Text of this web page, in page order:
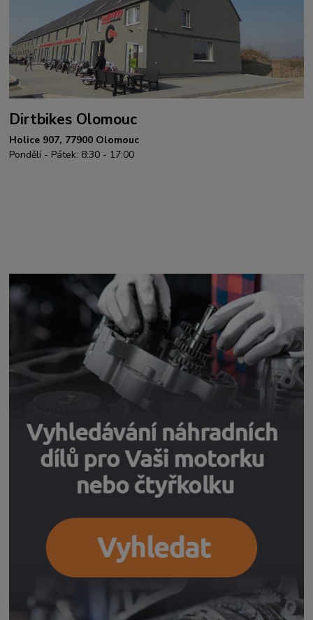
Dirtbikes Olomouc
Holice 907, 77900 Olomouc
Pondělí - Pátek: 8:30 - 17:00